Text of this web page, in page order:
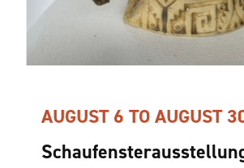
AUGUST 6 TO AUGUST